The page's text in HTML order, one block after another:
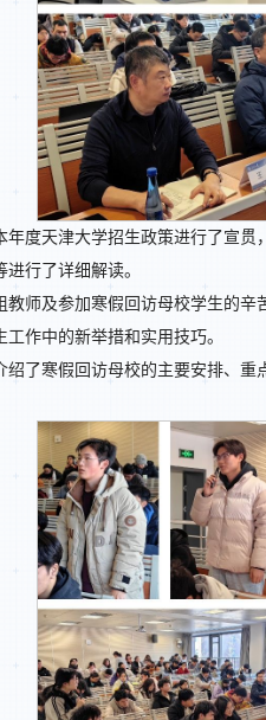
年度天津大学招生政策进行了宣
行了详细解读。
教师及参加寒假回访母校学生的
作中的新举措和实用技巧。
绍了寒假回访母校的主要安排、